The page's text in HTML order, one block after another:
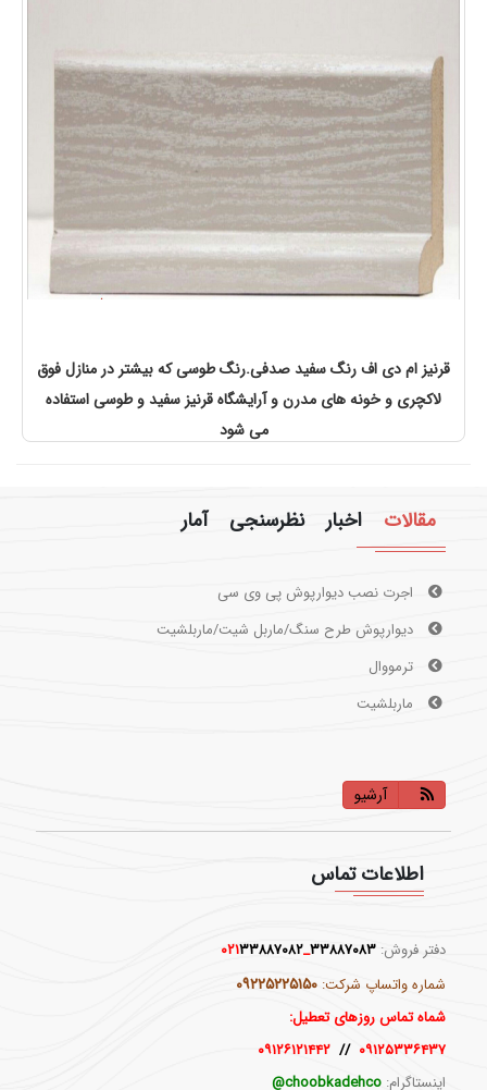
قرنیز ام دی اف رنگ سفید صدفی.رنگ طوسی که بیشتر در منازل فوق
لاکچری و خونه های مدرن و آرایشگاه قرنیز سفید و طوسی استفاده
می شود
مقالات اخبار نظرسنجی آمار
دیوارپوش طرح سنگ/ماربل شیت/ماربلشیت
ترمووال
ماربلشیت
اجرت نصب دیوارپوش پی وی سی
آرشیو
اطلاعات تماس
دفتر فروش: ۳۳۸۸۷۰۸۳_۰۲۱۳۳۸۸۷۰۸۲
شماره واتساپ شرکت: ۰۹۲۲۵۲۲۵۱۵۰
شماه تماس روزهای تعطیل:
۰۹۱۲۵۳۳۶۴۳۷ //
اینستاگرام: choobkadehco@